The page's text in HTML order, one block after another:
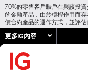
70%的零售客戶賬戶在與該投
的金融產品，由於槓桿作用而
價合約產品的運作方式，並評估
更多IG內容